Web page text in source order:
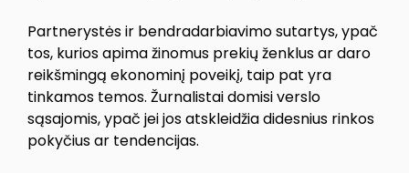
Partnerystės ir bendradarbiavimo sutartys, ypač
tos, kurios apima žinomus prekių ženklus ar daro
reikšmingą ekonominį poveikį, taip pat yra
tinkamos temos. Žurnalistai domisi verslo
sąsajomis, ypač jei jos atskleidžia didesnius rinkos
pokyčius ar tendencijas.